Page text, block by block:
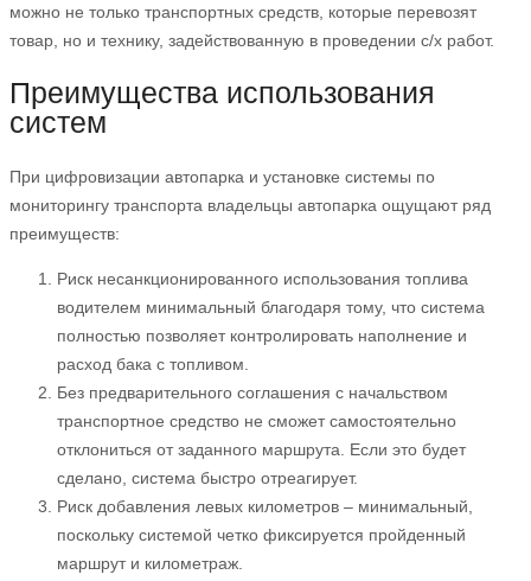
можно не только транспортных средств, которые перевозят
товар, но и технику, задействованную в проведении с/х работ.
Преимущества использования
систем
При цифровизации автопарка и установке системы по
мониторингу транспорта владельцы автопарка ощущают ряд
преимуществ:
Риск несанкционированного использования топлива
водителем минимальный благодаря тому, что система
полностью позволяет контролировать наполнение и
расход бака с топливом.
Без предварительного соглашения с начальством
транспортное средство не сможет самостоятельно
отклониться от заданного маршрута. Если это будет
сделано, система быстро отреагирует.
Риск добавления левых километров – минимальный,
поскольку системой четко фиксируется пройденный
маршрут и километраж.